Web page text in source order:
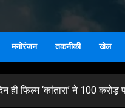
मनोरंजन तकनीकी खेल
ही फिल्म ‘कांतारा’ ने 100 करोड़